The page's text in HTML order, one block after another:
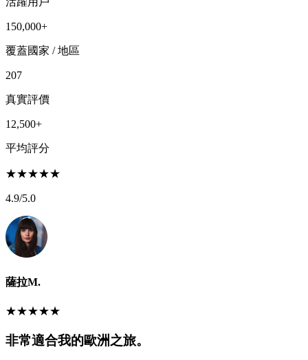
150,000+
覆蓋國家 / 地區
207
真實評價
12,500+
平均評分
★★★★★
4.9/5.0
薩拉M.
★★★★★
非常適合我的歐洲之旅。